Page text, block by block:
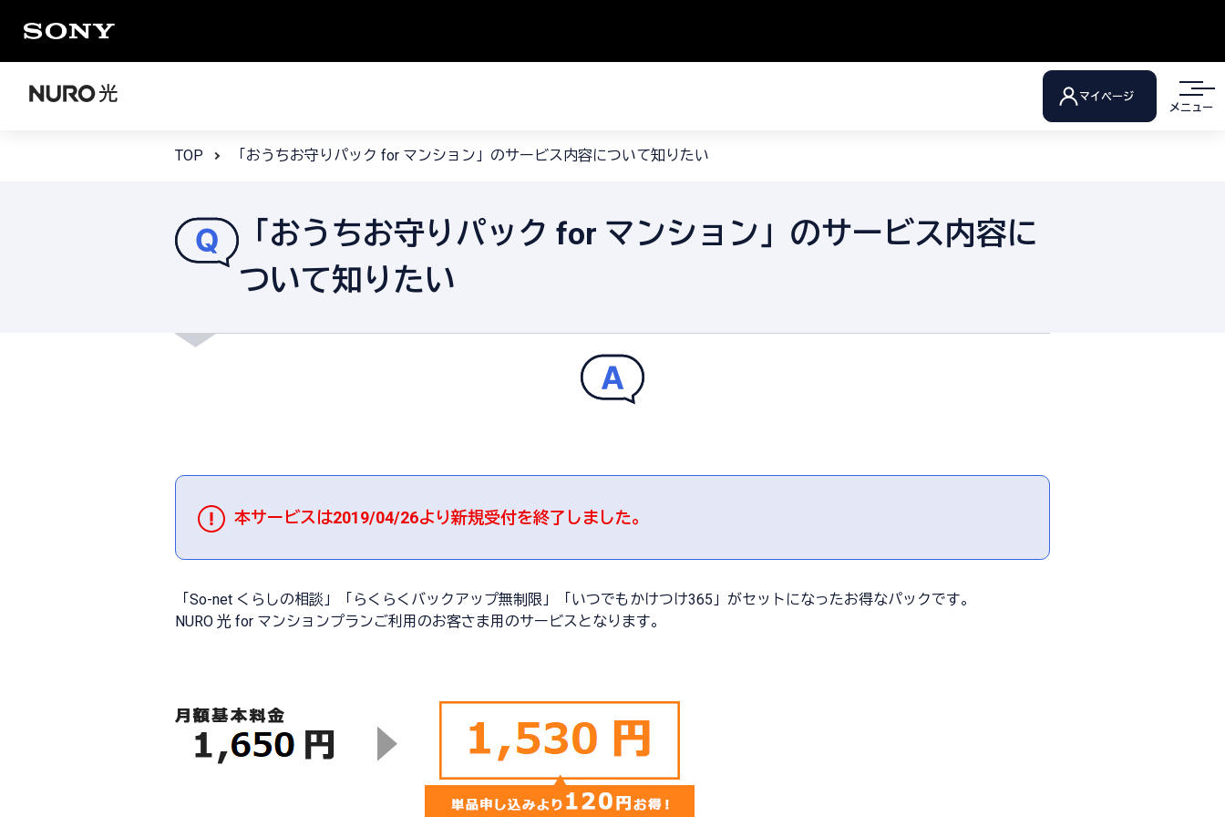
マイページ
メニュー
TOP 「おうちお守りパック for マンション」のサービス内容について知りたい
「おうちお守りパック for マンション」のサービス内容に
ついて知りたい
本サービスは2019/04/26より新規受付を終了しました。
「So-net くらしの相談」「らくらくバックアップ無制限」「いつでもかけつけ365」がセットになったお得なパックです。
NURO 光 for マンションプランご利用のお客さま用のサービスとなります。